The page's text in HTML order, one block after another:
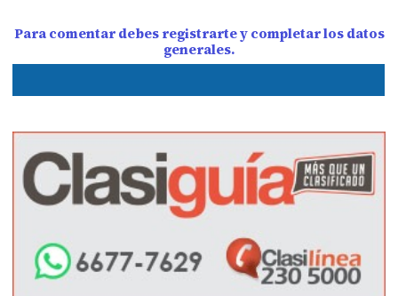
Para comentar debes registrarte y completar los datos
generales.